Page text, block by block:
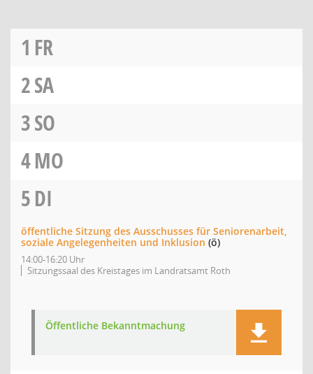
1 FR
2SA
3SO
4MO
5DI
öffentliche Sitzung des Ausschusses für Seniorenarbeit,
soziale Angelegenheiten und Inklusion (ö)
14:00-16:20 Uhr
Sitzungssaal des Kreistages im Landratsamt Roth
Öffentliche Bekanntmachung